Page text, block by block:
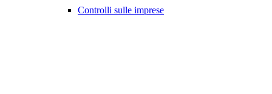
Controlli sulle imprese